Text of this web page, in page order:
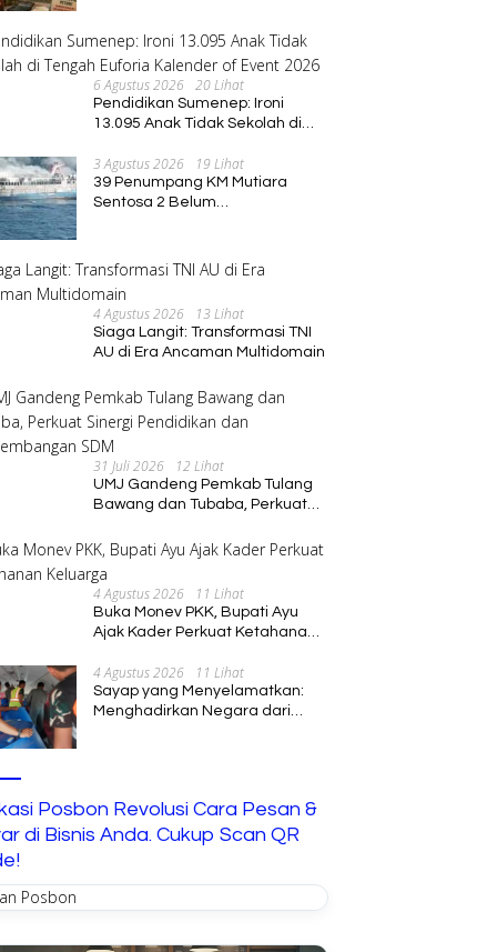
6 Agustus 2026 20 Lihat
Pendidikan Sumenep: Ironi
13.095 Anak Tidak Sekolah di
Event 2026
3 Agustus 2026 19 Lihat
39 Penumpang KM Mutiara
Sentosa 2 Belum
4 Agustus 2026 13 Lihat
Siaga Langit: Transformasi TNI
AU di Era Ancaman Multidomain
31 Juli 2026 12 Lihat
UMJ Gandeng Pemkab Tulang
Bawang dan Tubaba, Perkuat
Pengembangan SDM
4 Agustus 2026 11 Lihat
Buka Monev PKK, Bupati Ayu
Ajak Kader Perkuat Ketahanan
4 Agustus 2026 11 Lihat
Sayap yang Menyelamatkan:
Menghadirkan Negara dari
Posbon Revolusi Cara Pesan &
di Bisnis Anda. Cukup Scan QR